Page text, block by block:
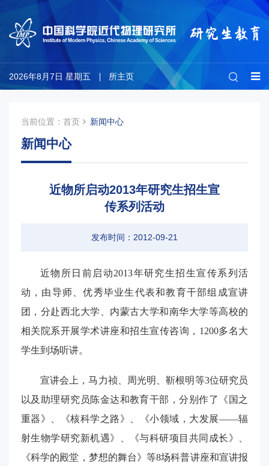
所主页
2026年8月7日 星期五
当前位置： 首页 新闻中心
新闻中心
近物所启动2013年研究生招生宣
传系列活动
发布时间：2012-09-21
近物所日前启动2013年研究生招生宣传系列活
动，由导师、优秀毕业生代表和教育干部组成宣讲
团，分赴西北大学、内蒙古大学和南华大学等高校的
相关院系开展学术讲座和招生宣传咨询，1200多名大
学生到场听讲。
宣讲会上，马力祯、周光明、靳根明等3位研究员
以及助理研究员陈金达和教育干部，分别作了《国之
重器》、《核科学之路》、《小领域，大发展——辐
射生物学研究新机遇》、《与科研项目共同成长》、
《科学的殿堂，梦想的舞台》等8场科普讲座和宣讲报